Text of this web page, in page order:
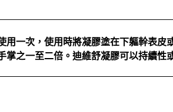
用一次，使用時將凝膠塗在下軀幹表皮
掌之一至二倍。迪維舒凝膠可以持續性